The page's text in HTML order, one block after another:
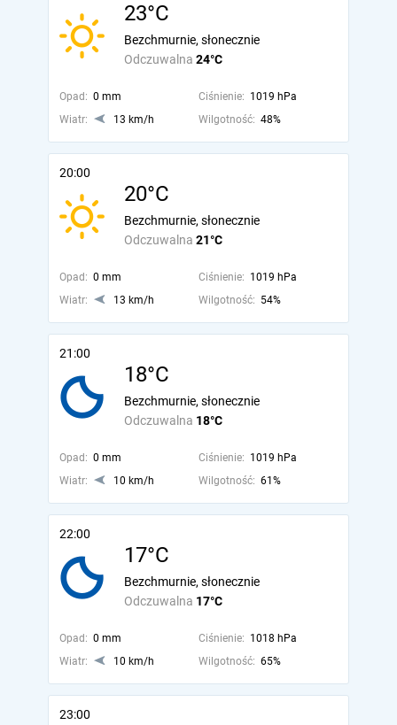
23°C
Odczuwalna 24°C
Bezchmurnie, słonecznie
Opad: 0 mm Ciśnienie: 1019 hPa
Wiatr:
13 km/h Wilgotność: 48%
20:00
20°C
Odczuwalna 21°C
Bezchmurnie, słonecznie
Opad: 0 mm Ciśnienie: 1019 hPa
Wiatr:
13 km/h Wilgotność: 54%
21:00
18°C
Odczuwalna 18°C
Bezchmurnie, słonecznie
Opad: 0 mm Ciśnienie: 1019 hPa
Wiatr:
10 km/h Wilgotność: 61%
22:00
17°C
Odczuwalna 17°C
Bezchmurnie, słonecznie
Opad: 0 mm Ciśnienie: 1018 hPa
Wiatr:
10 km/h Wilgotność: 65%
23:00